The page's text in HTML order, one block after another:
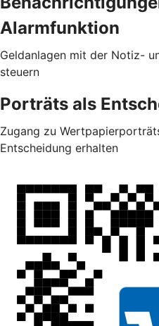
Alarmfunktion
Geldanlagen mit der Notiz-
steuern
Porträts als
Zugang zu
Entscheidung erhalten